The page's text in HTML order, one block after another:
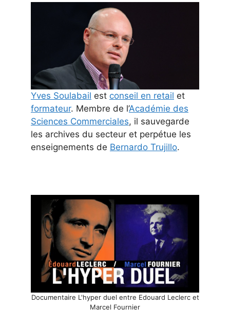
Yves Soulabail est conseil en retail et
formateur. Membre de l’Académie des
Sciences Commerciales, il sauvegarde
les archives du secteur et perpétue les
enseignements de Bernardo Trujillo.
Documentaire L'hyper duel entre Edouard Leclerc et
Marcel Fournier